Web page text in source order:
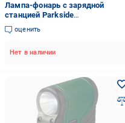
Лампа-фонарь с зарядной
станцией Parkside
аккумуляторная рабочая 360 Лм
оценить
Нет в наличии